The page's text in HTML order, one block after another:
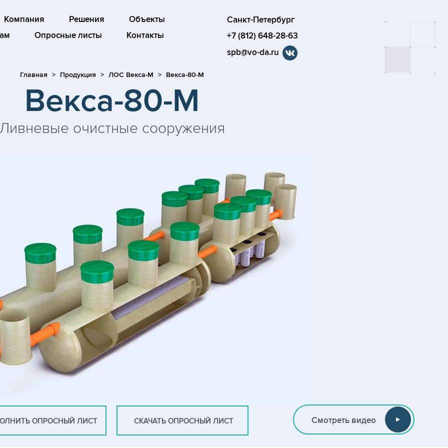
Компания Решения
Объекты
Опросные листы Контакты
Санкт-Петербург
+7 (812) 648-28-63
spb@vo-da.ru
Главная Продукция ЛОС Векса-М Векса-80-М
Векса-80-М
очистные сооружения
ОПРОСНЫЙ ЛИСТ СКАЧАТЬ ОПРОСНЫЙ ЛИСТ Смотреть видео